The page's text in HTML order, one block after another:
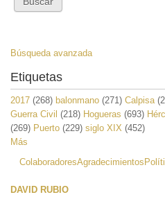
Búsqueda avanzada
Etiquetas
2017 (268) balonmano (271) Calpisa
Guerra Civil (218) Hogueras (693)
(269) Puerto (229) siglo XIX (452)
Más
ColaboradoresAgradecimientos
DAVID RUBIO